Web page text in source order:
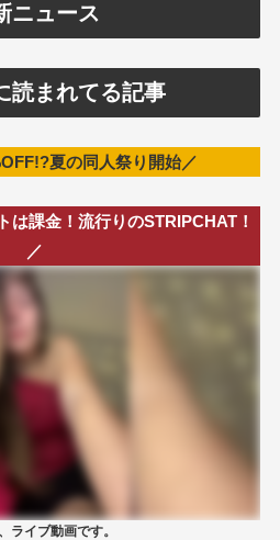
ニュース
読まれてる記事
夏の同人祭り開始／
は課金！流行りのSTRIPCHAT！
／
ライブ動画です。